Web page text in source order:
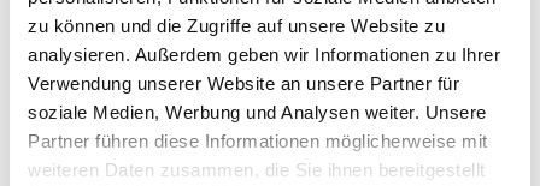
zu können und die Zugriffe auf unsere Website zu
analysieren. Außerdem geben wir Informationen zu Ihrer
Verwendung unserer Website an unsere Partner für
soziale Medien, Werbung und Analysen weiter. Unsere
Partner führen diese Informationen möglicherweise mit
weiteren Daten zusammen, die Sie ihnen bereitgestellt